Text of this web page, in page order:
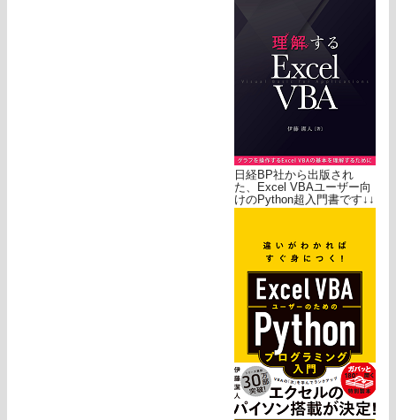
日経BP社から出版され
た、Excel VBAユーザー向
けのPython超入門書です↓↓